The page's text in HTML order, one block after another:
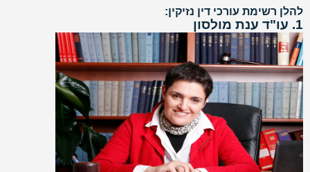
להלן רשימת עורכי דין נזיקין:
1. עו"ד ענת מולסון